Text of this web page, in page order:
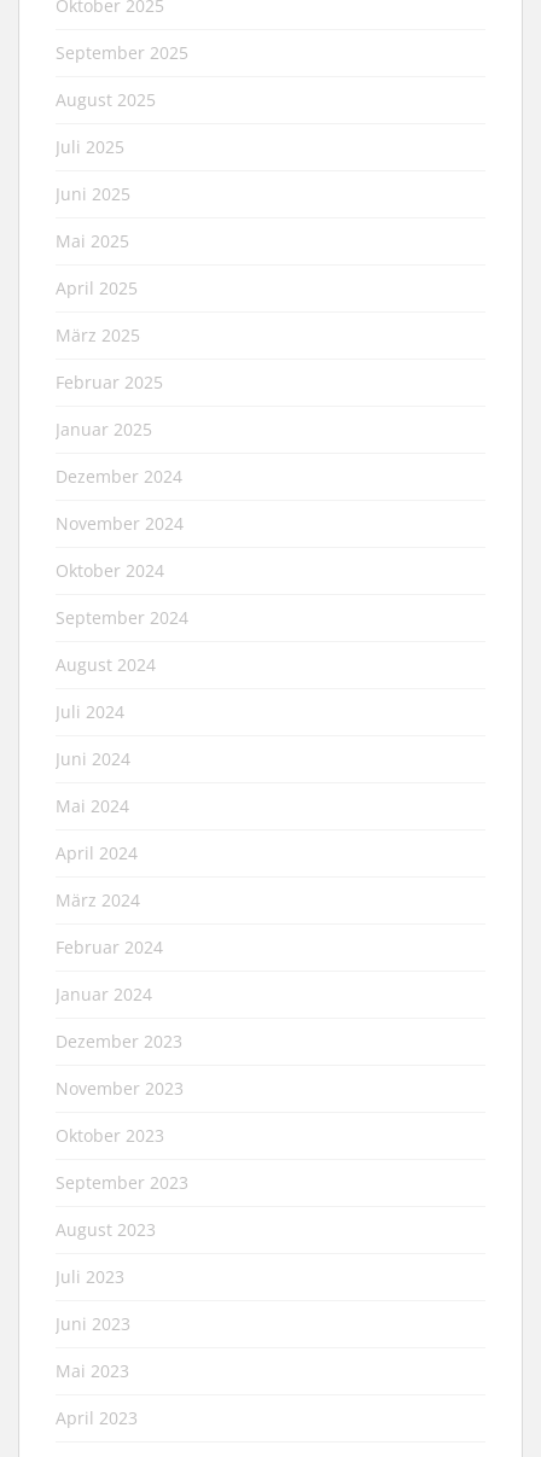
Oktober 2025
September 2025
August 2025
Juli 2025
Juni 2025
Mai 2025
April 2025
März 2025
Februar 2025
Januar 2025
Dezember 2024
November 2024
Oktober 2024
September 2024
August 2024
Juli 2024
Juni 2024
Mai 2024
April 2024
März 2024
Februar 2024
Januar 2024
Dezember 2023
November 2023
Oktober 2023
September 2023
August 2023
Juli 2023
Juni 2023
Mai 2023
April 2023